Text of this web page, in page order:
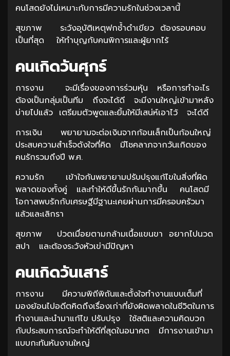
คนโสดยังไม่เหมาะกับการมีความรักในช่วงเวลานี้
สุขภาพ ระวังอุบัติเหตุฟกช้ำดำเขียว ต้องรอบคอบ
เป็นที่สุด ให้ทำบุญกับคนพิการและผู้ยากไร้
คนเกิดวันศุกร์
การงาน จะมีเรื่องของการร่วมหุ้น หรือการทำอะไร
ต้องเป็นกลุ่มเป็นทีม ถึงจะได้ดี จะมีงานใหญ่เข้ามาหลัง
บ่ายไปแล้ว เตรียมตัวพูดและยิ้มให้มีเสน่ห์เอาไว้ จะได้ดี
การเงิน พยายามจะต่อเงินจากก้อนเล็กเป็นก้อนใหญ่
ประสบความสำเร็จดังใจที่คิด มีโชคลาภจากวันเกิดของ
คนรักรวมถึงปี พ.ศ.
ความรัก เข้าใจกันพยายามปรับปรุงแก้ไขในสิ่งที่ผิด
พลาดของทั้งคู่ และทำให้ดีขึ้นรักกันมากขึ้น คนโสดมี
โอกาสพบรักกับเศรษฐีมีฐานะเคยผ่านการมีครอบครัวมา
แล้วและเลิกรา
สุขภาพ ปวดเมื่อยตามกล้ามเนื้อแขนขา อยากไปนวด
สปา และต้องระวังหัวเข่ามีปัญหา
คนเกิดวันเสาร์
การงาน มีความพิถีพิถันและตั้งใจทำงานแบบเต็มที่
มองย้อนไปอดีตคิดถึงเรื่องเก่าที่ยังผิดพลาดในชีวิตในการ
ทำงานและนำมาแก้ไข ปรับปรุง ใช้สติและความคิดบวก
กับประสบการณ์จะทำให้ดีที่สุดในอนาคต มีการงานเข้ามา
แบบกะทันหันงานใหญ่